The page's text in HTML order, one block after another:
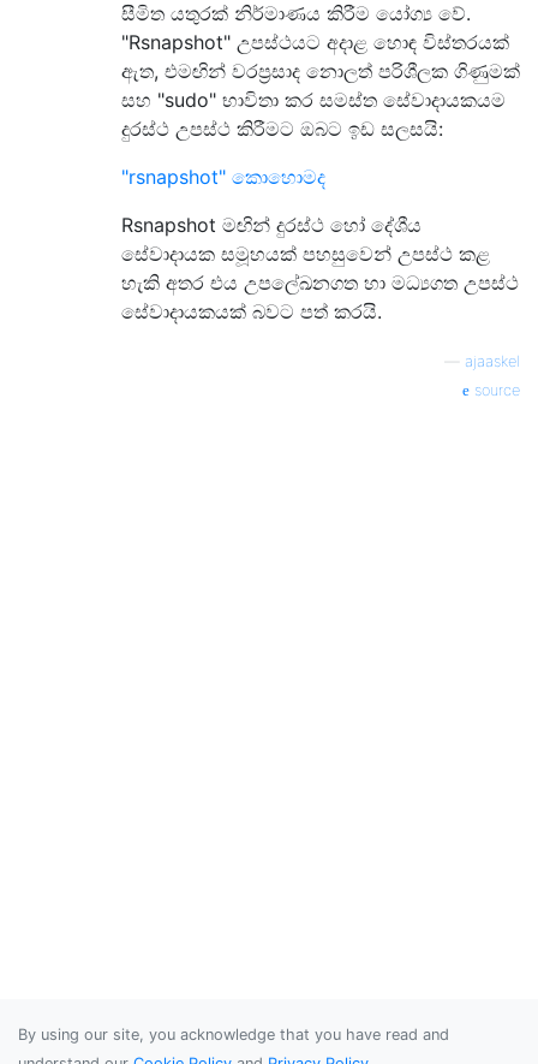
සීමිත යතුරක් නිර්මාණය කිරීම යෝග්‍ය වේ.
"Rsnapshot" උපස්ථයට අදාළ හොඳ විස්තරයක්
ඇත, එමඟින් වරප්‍රසාද නොලත් පරිශීලක ගිණුමක්
සහ "sudo" භාවිතා කර සමස්ත සේවාදායකයම
දුරස්ථ උපස්ථ කිරීමට ඔබට ඉඩ සලසයි:
"rsnapshot" කොහොමද
Rsnapshot මඟින් දුරස්ථ හෝ දේශීය
සේවාදායක සමූහයක් පහසුවෙන් උපස්ථ කළ
හැකි අතර එය උපලේඛනගත හා මධ්‍යගත උපස්ථ
සේවාදායකයක් බවට පත් කරයි.
ajaaskel
source
By using our site, you acknowledge that you have read and